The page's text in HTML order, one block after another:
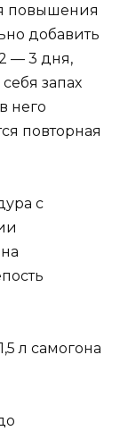
повышения
добавить
— 3 дня,
запах
него
повторная
с
л самогона